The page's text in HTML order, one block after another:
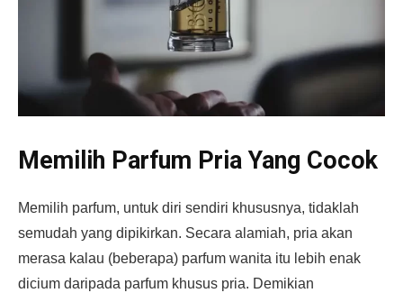
Memilih Parfum Pria Yang Cocok
Memilih parfum, untuk diri sendiri khususnya, tidaklah
semudah yang dipikirkan. Secara alamiah, pria akan
merasa kalau (beberapa) parfum wanita itu lebih enak
dicium daripada parfum khusus pria. Demikian